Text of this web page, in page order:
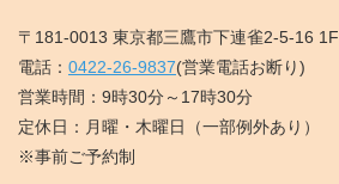
〒181-0013 東京都三鷹市下連雀2-5-16 1F
電話： 0422-26-9837(営業電話お断り)
営業時間：9時30分～17時30分
定休日：月曜・木曜日（一部例外あり）
※事前ご予約制